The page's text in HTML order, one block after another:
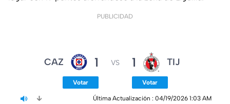
PUBLICIDAD
CAZ 1
Votar
VS 1 TIJ
Votar
Última Actualización : 04/19/2026 1:03 AM